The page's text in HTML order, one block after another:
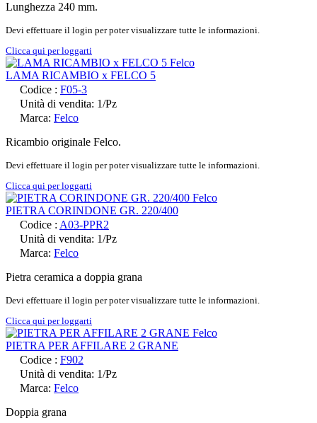
Lunghezza 240 mm.
Devi effettuare il login per poter visualizzare tutte le informazioni.
Clicca qui per loggarti
LAMA RICAMBIO x FELCO 5
Codice : F05-3
Unità di vendita: 1/Pz
Marca: Felco
Ricambio originale Felco.
Devi effettuare il login per poter visualizzare tutte le informazioni.
Clicca qui per loggarti
PIETRA CORINDONE GR. 220/400
Codice : A03-PPR2
Unità di vendita: 1/Pz
Marca: Felco
Pietra ceramica a doppia grana
Devi effettuare il login per poter visualizzare tutte le informazioni.
Clicca qui per loggarti
PIETRA PER AFFILARE 2 GRANE
Codice : F902
Unità di vendita: 1/Pz
Marca: Felco
Doppia grana